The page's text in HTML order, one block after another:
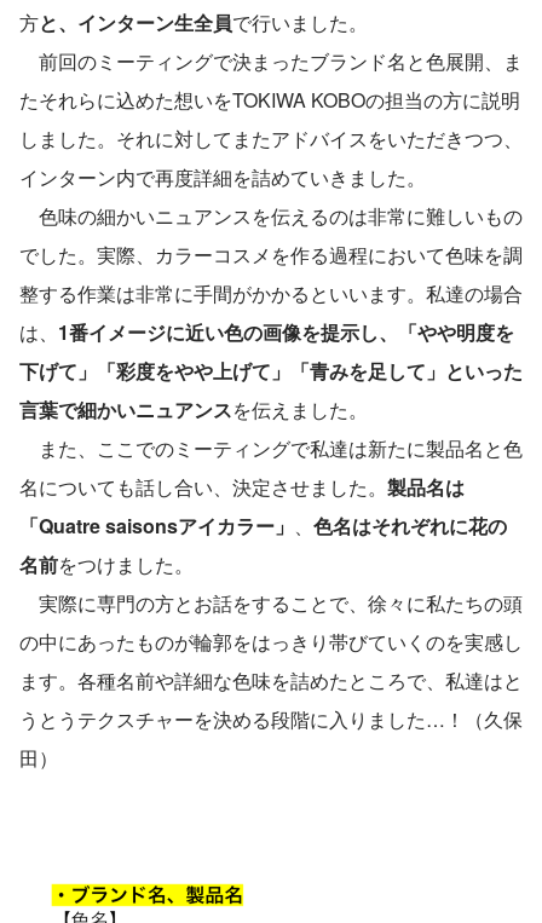
方と、インターン生全員で行いました。
前回のミーティングで決まったブランド名と色展開、ま
たそれらに込めた想いをTOKIWA KOBOの担当の方に説明
しました。それに対してまたアドバイスをいただきつつ、
インターン内で再度詳細を詰めていきました。
色味の細かいニュアンスを伝えるのは非常に難しいもの
でした。実際、カラーコスメを作る過程において色味を調
整する作業は非常に手間がかかるといいます。私達の場合
は、 1番イメージに近い色の画像を提示し、「やや明度を
下げて」「彩度をやや上げて」「青みを足して」といった
言葉で細かいニュアンスを伝えました。
また、ここでのミーティングで私達は新たに製品名と色
名についても話し合い、決定させました。 製品名は
「Quatre saisonsアイカラー」 、 色名はそれぞれに花の
名前をつけました。
実際に専門の方とお話をすることで、徐々に私たちの頭
の中にあったものが輪郭をはっきり帯びていくのを実感し
ます。各種名前や詳細な色味を詰めたところで、私達はと
うとうテクスチャーを決める段階に入りました…！（久保
田）